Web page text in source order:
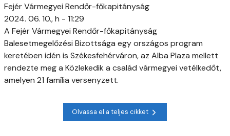
Fejér Vármegyei Rendőr-főkapitányság
2024. 06. 10., h - 11:29
A Fejér Vármegyei Rendőr-főkapitányság
Balesetmegelőzési Bizottsága egy országos program
keretében idén is Székesfehérváron, az Alba Plaza mellett
rendezte meg a Közlekedik a család vármegyei vetélkedőt,
amelyen 21 família versenyzett.
Olvassa el a teljes cikket